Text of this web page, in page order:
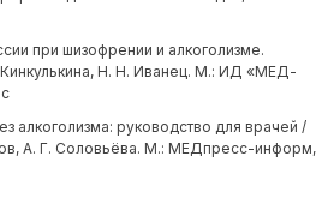
при шизофрении и алкоголизме.
Н. Н. Иванец. М.: ИД «МЕД-
алкоголизма: руководство для врачей /
А. Г. Соловьёва. М.: МЕДпресс-информ,